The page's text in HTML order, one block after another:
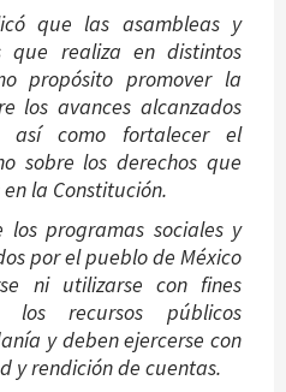
que las asambleas y
que realiza en distintos
propósito promover la
los avances alcanzados
así como fortalecer el
sobre los derechos que
la Constitución.
los programas sociales y
por el pueblo de México
ni utilizarse con fines
recursos públicos
y deben ejercerse con
y rendición de cuentas.